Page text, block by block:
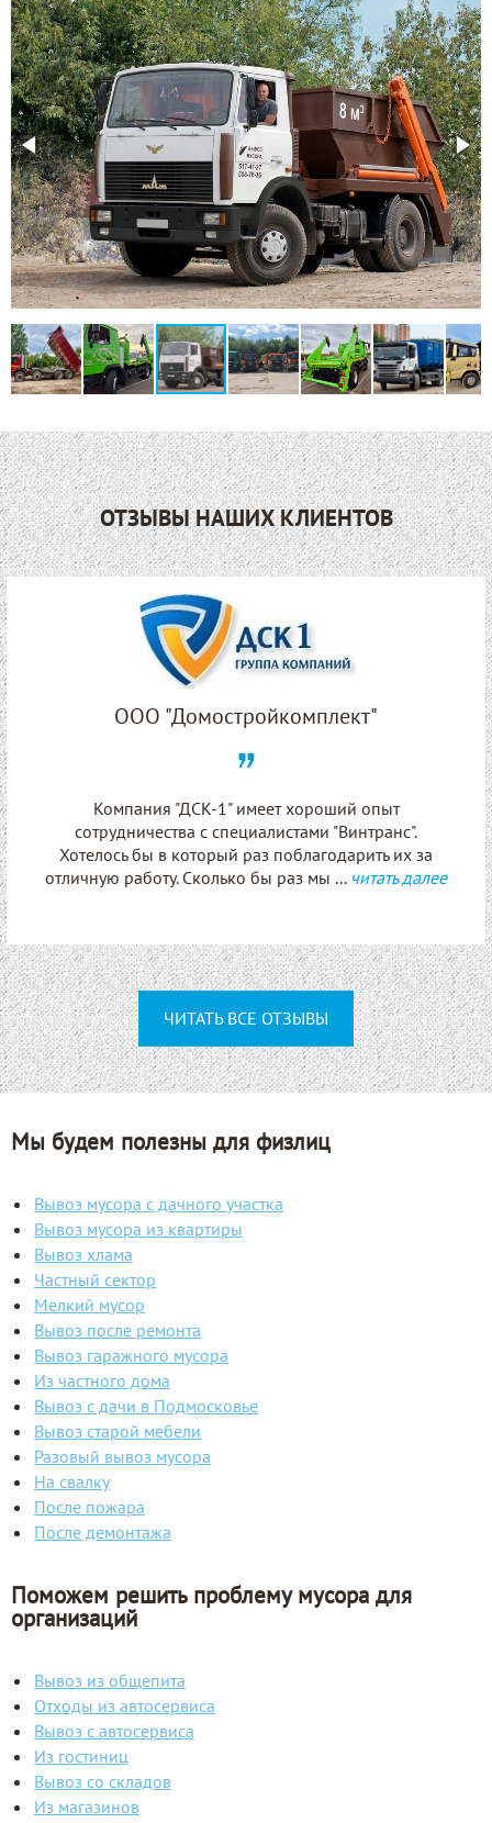
ОТЗЫВЫ НАШИХ КЛИЕНТОВ
ООО "Домостройкомплект"
Компания "ДСК-1" имеет хороший опыт
сотрудничества с специалистами "Винтранс".
Хотелось бы в который раз поблагодарить их за
отличную работу. Сколько бы раз мы ... читать далее
ЧИТАТЬ ВСЕ ОТЗЫВЫ
Мы будем полезны для физлиц
Вывоз мусора с дачного участка
Вывоз мусора из квартиры
Вывоз хлама
Частный сектор
Мелкий мусор
Вывоз после ремонта
Вывоз гаражного мусора
Из частного дома
Вывоз с дачи в Подмосковье
Вывоз старой мебели
Разовый вывоз мусора
На свалку
После пожара
После демонтажа
Поможем решить проблему мусора для
организаций
Вывоз из общепита
Отходы из автосервиса
Вывоз с автосервиса
Из гостиниц
Вывоз со складов
Из магазинов